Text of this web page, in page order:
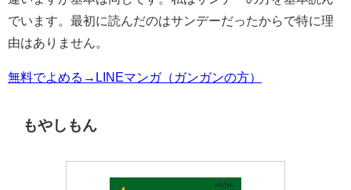
でいます。最初に読んだのはサンデーだったからで特に理
由はありません。
無料でよめる→LINEマンガ（ガンガンの方）
もやしもん